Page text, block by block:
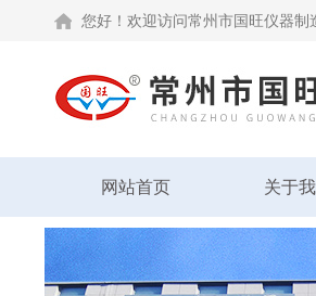
您好！欢迎访问常州市国旺仪器制
网站首页 关于